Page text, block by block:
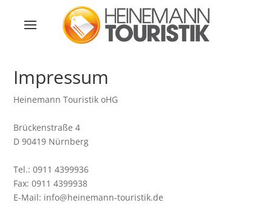
Impressum
Heinemann Touristik oHG
Brückenstraße 4
D 90419 Nürnberg
Tel.: 0911 4399936
Fax: 0911 4399938
E-Mail: info@heinemann-touristik.de